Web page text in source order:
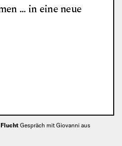
… in eine neue
Gespräch mit Giovanni aus